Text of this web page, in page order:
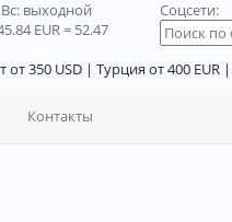
выходной
EUR= 52.47
Соцсети:
350 USD | Турция от 400
Контакты